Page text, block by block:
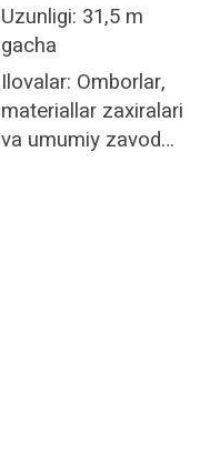
Uzunligi: 31,5 m
gacha
Ilovalar: Omborlar,
materiallar zaxiralari
va umumiy zavod